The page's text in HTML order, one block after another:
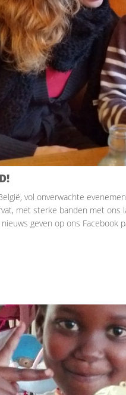
vol onverwachte
met sterke banden met ons
geven op ons Facebook